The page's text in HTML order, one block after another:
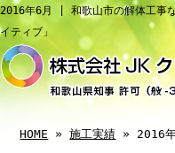
2016年6月 | 和歌山市の解体工事
イティブ」
HOME »施工実績 » 2016